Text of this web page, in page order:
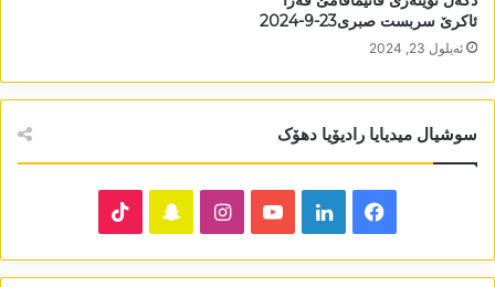
ئاکرێ سربست صبری23-9-2024
ئه‌یلول 23, 2024
سوشیال میدیایا رادیۆیا دھۆک
Facebook
LinkedIn
YouTube
Instagram
Snapchat